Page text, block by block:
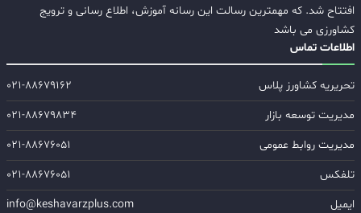
افتتاح شد. که مهمترین رسالت این رسانه آموزش، اطلاع رسانی و ترویج
کشاورزی می باشد
اطلاعات تماس
تحریریه کشاورز پلاس
۰۲۱-۸۸۶۷۹۱۶۲
مدیریت توسعه بازار
۰۲۱-۸۸۶۷۹۸۳۴
مدیریت روابط عمومی
۰۲۱-۸۸۶۷۶۰۵۱
تلفکس
۰۲۱-۸۸۶۷۶۰۵۱
ایمیل
info@keshavarzplus.com